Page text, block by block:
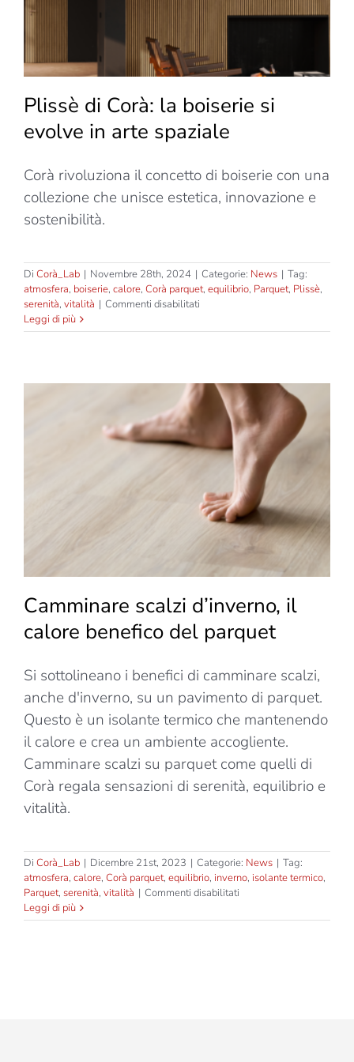
Plissè di Corà: la boiserie si
evolve in arte spaziale
Corà rivoluziona il concetto di boiserie con una
collezione che unisce estetica, innovazione e
sostenibilità.
Di Corà_Lab | Novembre 28th, 2024 | Categorie: News | Tag:
atmosfera, boiserie, calore, Corà parquet, equilibrio, Parquet, Plissè,
serenità, vitalità | Commenti disabilitati
di
si
evolve
spaziale
Leggi di più
Camminare scalzi d’inverno, il
calore benefico del parquet
Si sottolineano i benefici di camminare scalzi,
anche d'inverno, su un pavimento di parquet.
Questo è un isolante termico che mantenendo
il calore e crea un ambiente accogliente.
Camminare scalzi su parquet come quelli di
Corà regala sensazioni di serenità, equilibrio e
vitalità.
Di Corà_Lab | Dicembre 21st, 2023 | Categorie: News | Tag:
atmosfera, calore, Corà parquet, equilibrio, inverno, isolante termico,
Parquet, serenità, vitalità | Commenti disabilitati
scalzi
Leggi di più